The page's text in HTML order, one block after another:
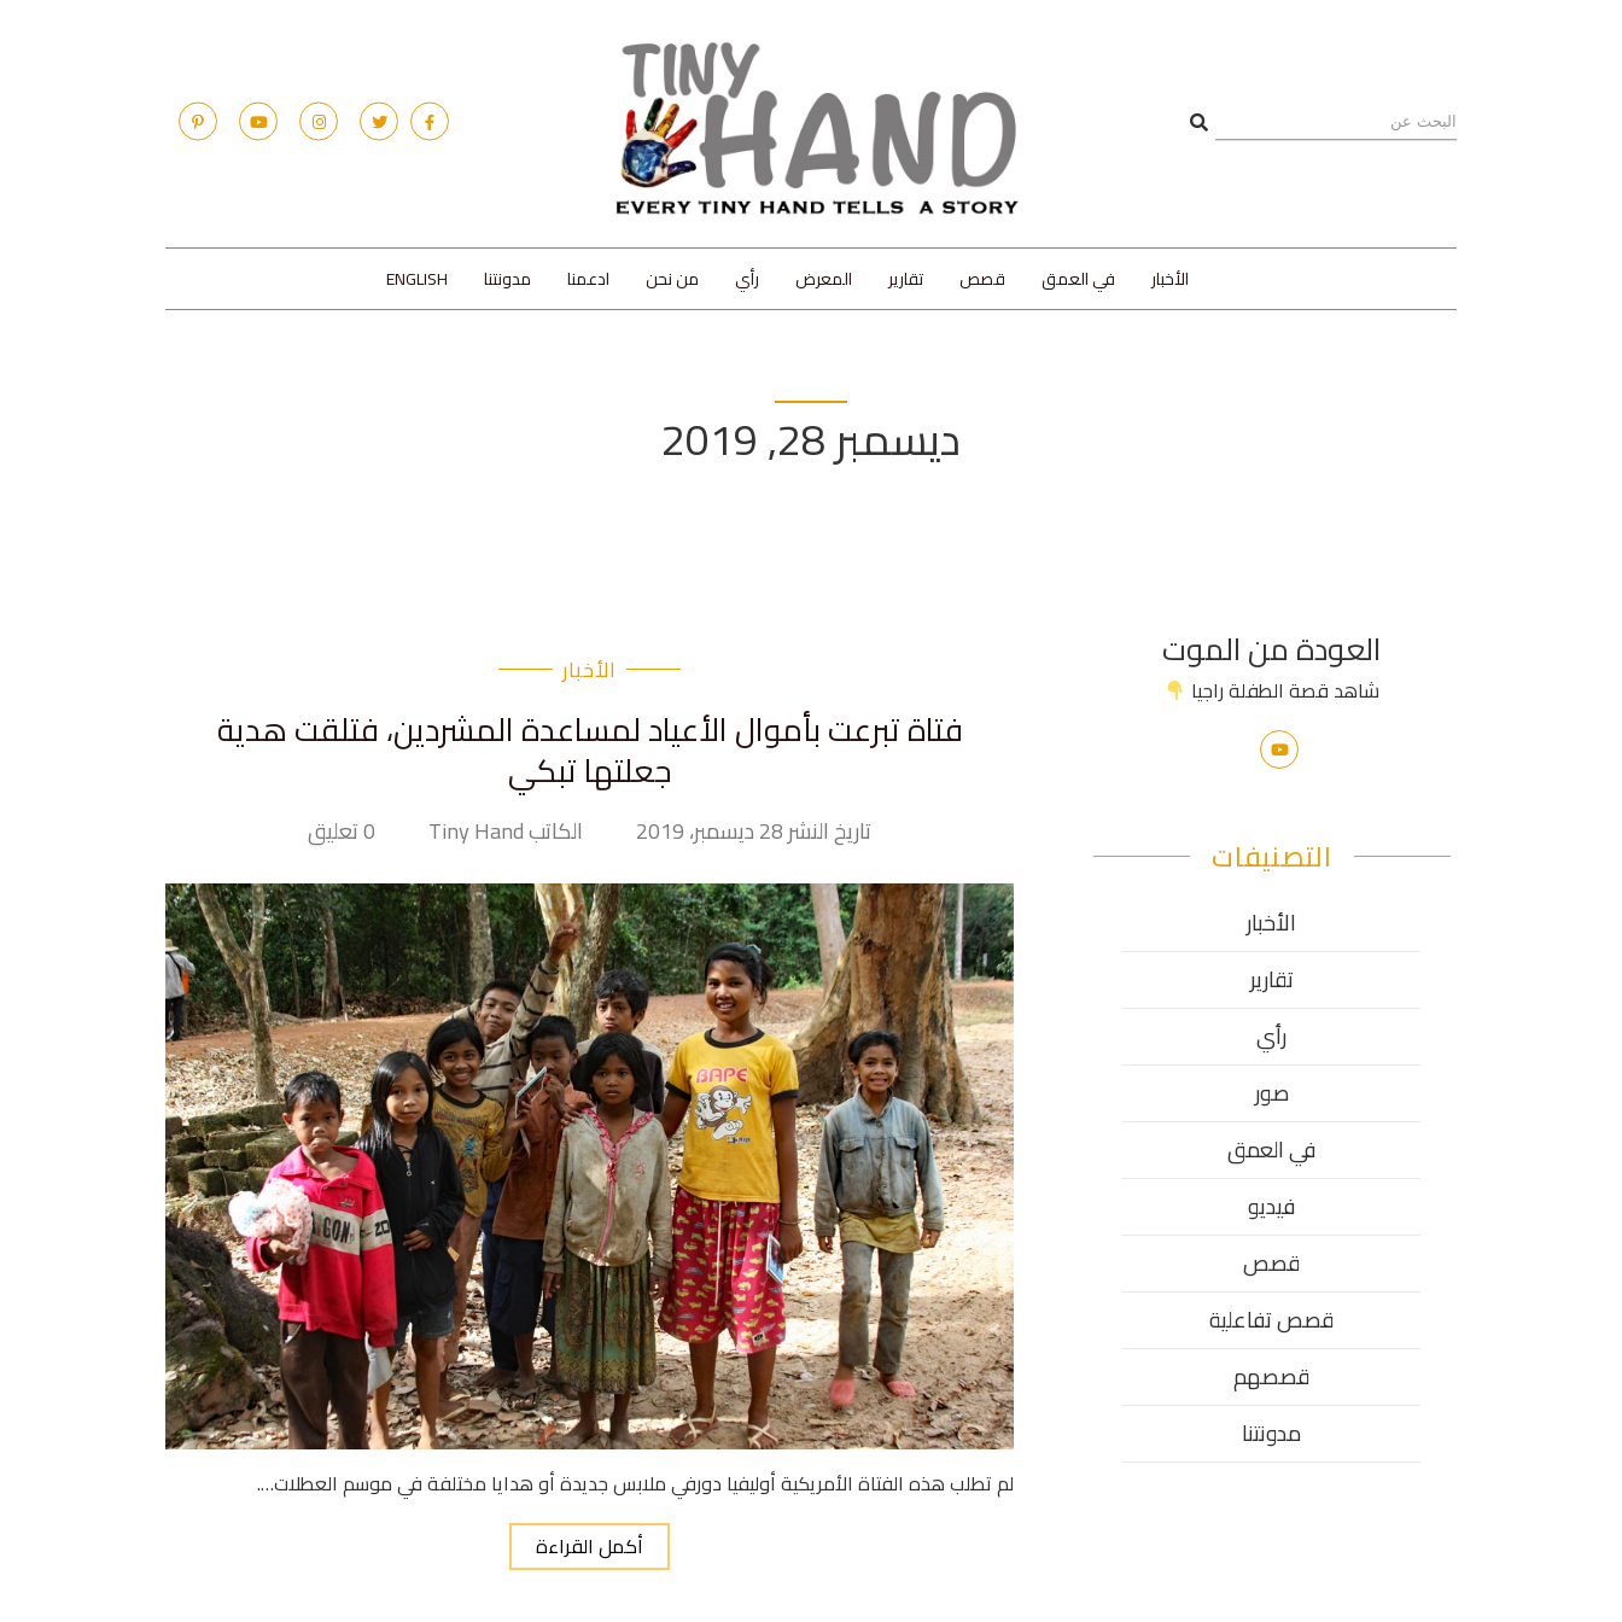
الأخبار في العمق قصص تقارير المعرض رأي من نحن ادعمنا مدونتنا ENGLISH
ديسمبر 28, 2019
الأخبار
فتاة تبرعت بأموال الأعياد لمساعدة المشردين، فتلقت هدية
جعلتها تبكي
تاريخ النشر 28 ديسمبر، 2019 الكاتب Tiny Hand 0 تعليق
لم تطلب هذه الفتاة الأمريكية أوليفيا دورفي ملابس جديدة أو هدايا مختلفة في موسم العطلات….
أكمل القراءة
العودة من الموت
شاهد قصة الطفلة راجيا
التصنيفات
الأخبار
تقارير
رأي
صور
في العمق
فيديو
قصص
قصص تفاعلية
قصصهم
مدونتنا